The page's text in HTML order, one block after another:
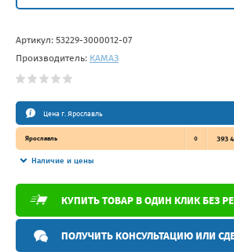
Артикул: 53229-3000012-07
Производитель: КАМАЗ
Цена г. Ярославль
Ярославль 0 393
Наличие и цены
КУПИТЬ ТОВАР В ОДИН КЛИК БЕЗ
ПОЛУЧИТЬ КОНСУЛЬТАЦИЮ ИЛИ